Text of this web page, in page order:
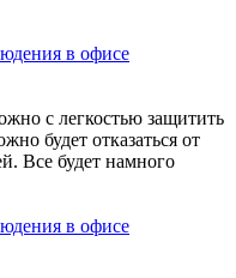
с легкостью защитить
будет отказаться от
Все будет намного